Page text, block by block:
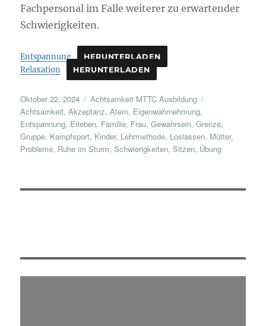
Fachpersonal im Falle weiterer zu erwartender
Schwierigkeiten.
Entspannung HERUNTERLADEN
Relaxation HERUNTERLADEN
Veröffentlicht
am
Oktober 22, 2024 Kategorien
Achtsamkeit MTTC Ausbildung
Achtsamkeit,Akzeptanz,Atem, Eigenwahrnehmung,
Entspannung, Erleben, Familie, Frau,Gewahrsein,Grenze,
Gruppe, Kampfsport, Kinder, Lehrmethode, Loslassen, Mütter,
Probleme, Ruhe im Sturm,Schwierigkeiten,Sitzen, Übung